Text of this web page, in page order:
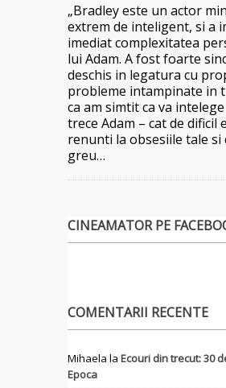
„Bradley este un actor
extrem de inteligent, si a
imediat complexitatea
lui Adam. A fost foarte
deschis in legatura cu
probleme intampinate in
ca am simtit ca va
trece Adam – cat de dificil
renunti la obsesiile tale si
greu…
CINEAMATOR PE
COMENTARII RECENTE
Mihaela la Ecouri din trecut: 30
Epoca